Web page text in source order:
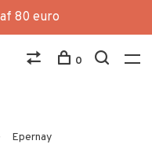
80 euro
0
Epernay